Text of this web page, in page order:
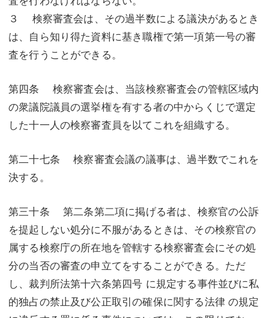
３ 検察審査会は、その過半数による議決があるとき
は、自ら知り得た資料に基き職権で第一項第一号の審
査を行うことができる。
第四条 検察審査会は、当該検察審査会の管轄区域内
の衆議院議員の選挙権を有する者の中からくじで選定
した十一人の検察審査員を以てこれを組織する。
第二十七条 検察審査会議の議事は、過半数でこれを
決する。
第三十条 第二条第二項に掲げる者は、検察官の公訴
を提起しない処分に不服があるときは、その検察官の
属する検察庁の所在地を管轄する検察審査会にその処
分の当否の審査の申立てをすることができる。ただ
し、裁判所法第十六条第四号 に規定する事件並びに私
的独占の禁止及び公正取引の確保に関する法律 の規定